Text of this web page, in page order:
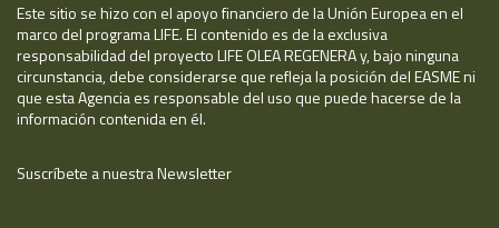
Este sitio se hizo con el apoyo financiero de la Unión Europea en el
marco del programa LIFE. El contenido es de la exclusiva
responsabilidad del proyecto LIFE OLEA REGENERA y, bajo ninguna
circunstancia, debe considerarse que refleja la posición del EASME ni
que esta Agencia es responsable del uso que puede hacerse de la
información contenida en él.
Suscríbete a nuestra Newsletter